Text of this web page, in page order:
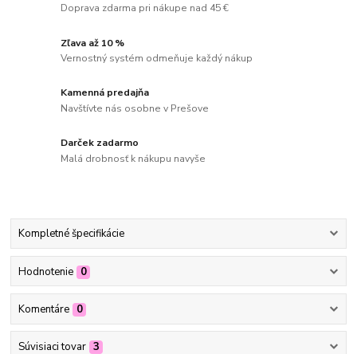
Doprava zdarma pri nákupe nad 45 €
Zľava až 10 %
Vernostný systém odmeňuje každý nákup
Kamenná predajňa
Navštívte nás osobne v Prešove
Darček zadarmo
Malá drobnosť k nákupu navyše
Kompletné špecifikácie
Hodnotenie 0
Komentáre 0
Súvisiaci tovar 3